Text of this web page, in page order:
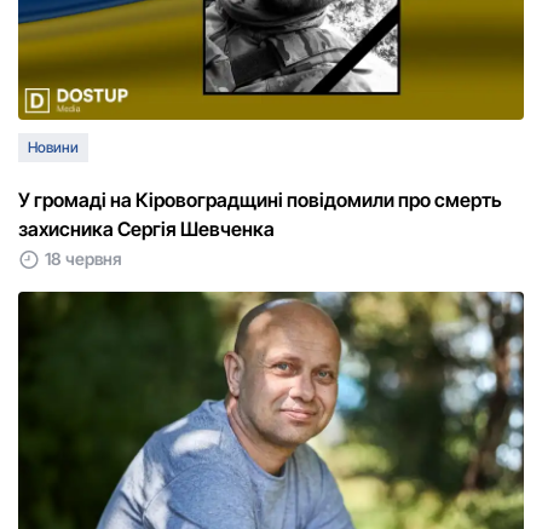
Новини
У громаді на Кіровоградщині повідомили про смерть
захисника Сергія Шевченка
18 червня